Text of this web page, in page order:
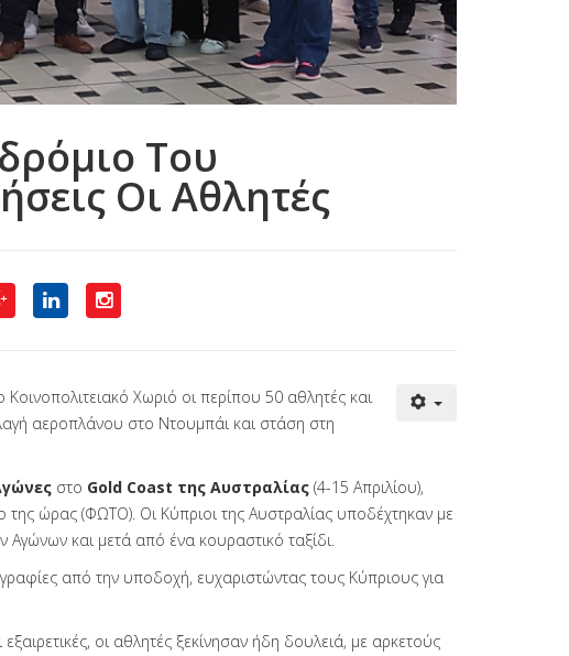
Του
Οι Αθλητές
Χωριό οι περίπου 50 αθλητές και
αεροπλάνου στο Ντουμπάι και στάση στη
στο Gold Coast της Αυστραλίας (4-15 Απριλίου),
ώρας (ΦΩΤΟ). Οι Κύπριοι της Αυστραλίας υποδέχτηκαν με
Αγώνων και μετά από ένα κουραστικό ταξίδι.
από την υποδοχή, ευχαριστώντας τους Κύπριους για
οι αθλητές ξεκίνησαν ήδη δουλειά, με αρκετούς